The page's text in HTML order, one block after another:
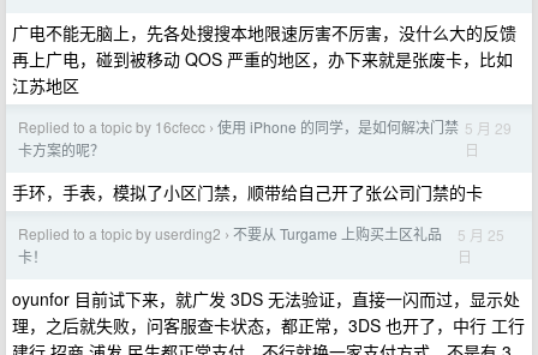
广电不能无脑上，先各处搜搜本地限速厉害不厉害，没什么大的反馈
再上广电，碰到被移动 QOS 严重的地区，办下来就是张废卡，比如
江苏地区
Replied to a topic by 16cfecc › 使用 iPhone 的同学，是如何解决门禁
卡方案的呢？
5 月 29
日
手环，手表，模拟了小区门禁，顺带给自己开了张公司门禁的卡
Replied to a topic by userding2 › 不要从 Turgame 上购买土区礼品
卡！
5 月 25
日
oyunfor 目前试下来，就广发 3DS 无法验证，直接一闪而过，显示处
理，之后就失败，问客服查卡状态，都正常，3DS 也开了，中行 工行